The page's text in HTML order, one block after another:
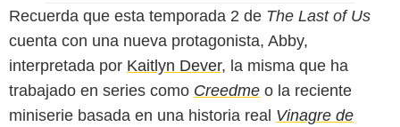
Recuerda que esta temporada 2 de The Last of Us
cuenta con una nueva protagonista, Abby,
interpretada por Kaitlyn Dever, la misma que ha
trabajado en series como Creedme o la reciente
miniserie basada en una historia real Vinagre de